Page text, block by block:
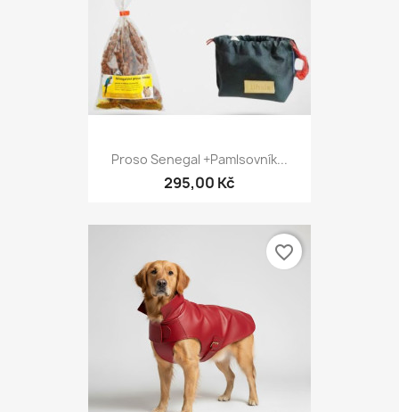
Proso Senegal +Pamlsovník...
295,00 Kč
favorite_border